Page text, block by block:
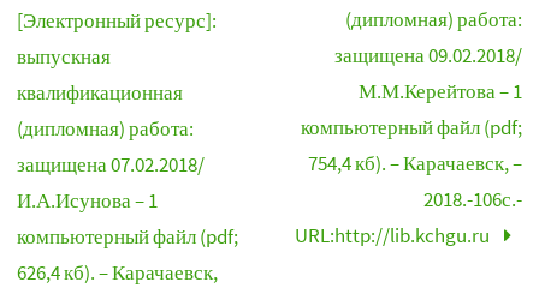
[Электронный ресурс]:
выпускная
квалификационная
(дипломная) работа:
защищена 07.02.2018/
И.А.Исунова – 1
компьютерный файл (pdf;
626,4 кб). – Карачаевск,
(дипломная) работа:
защищена 09.02.2018/
М.М.Керейтова – 1
компьютерный файл (pdf;
754,4 кб). – Карачаевск, –
2018.-106с.-
URL:http://lib.kchgu.ru